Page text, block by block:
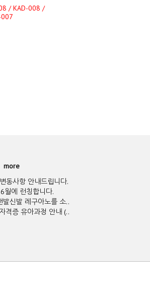
/ KAD-008 /
more
동사항 안내드립니다.
에 런칭합니다.
신발 레구아노를 소..
격증 유아과정 안내 (..